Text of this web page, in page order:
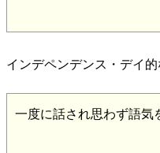
インデペンデンス・デイ的
一度に話され思わず語気